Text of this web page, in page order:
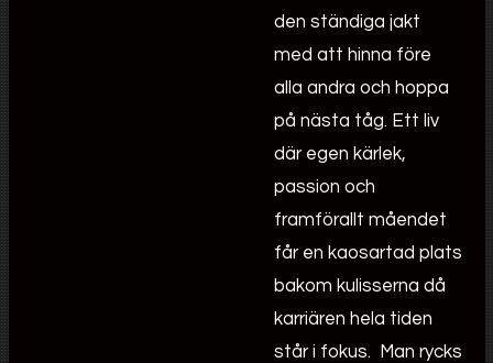
den ständiga jakt
med att hinna före
alla andra och hoppa
på nästa tåg. Ett liv
där egen kärlek,
passion och
framförallt måendet
får en kaosartad plats
bakom kulisserna då
karriären hela tiden
står i fokus. Man rycks